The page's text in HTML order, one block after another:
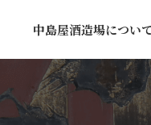
中島屋酒造場につい